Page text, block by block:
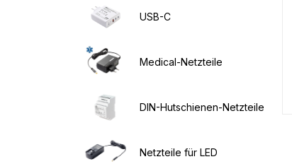
USB-C
Medical-Netzteile
DIN-Hutschienen-Netzteile
Netzteile für LED